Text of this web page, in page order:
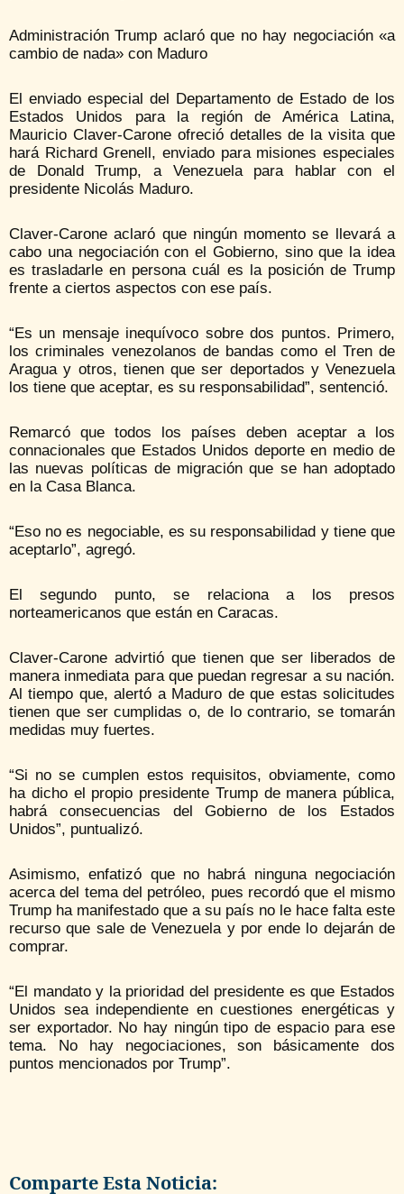
Administración Trump aclaró que no hay negociación «a
cambio de nada» con Maduro
El enviado especial del Departamento de Estado de los
Estados Unidos para la región de América Latina,
Mauricio Claver-Carone ofreció detalles de la visita que
hará Richard Grenell, enviado para misiones especiales
de Donald Trump, a Venezuela para hablar con el
presidente Nicolás Maduro.
Claver-Carone aclaró que ningún momento se llevará a
cabo una negociación con el Gobierno, sino que la idea
es trasladarle en persona cuál es la posición de Trump
frente a ciertos aspectos con ese país.
“Es un mensaje inequívoco sobre dos puntos. Primero,
los criminales venezolanos de bandas como el Tren de
Aragua y otros, tienen que ser deportados y Venezuela
los tiene que aceptar, es su responsabilidad”, sentenció.
Remarcó que todos los países deben aceptar a los
connacionales que Estados Unidos deporte en medio de
las nuevas políticas de migración que se han adoptado
en la Casa Blanca.
“Eso no es negociable, es su responsabilidad y tiene que
aceptarlo”, agregó.
El segundo punto, se relaciona a los presos
norteamericanos que están en Caracas.
Claver-Carone advirtió que tienen que ser liberados de
manera inmediata para que puedan regresar a su nación.
Al tiempo que, alertó a Maduro de que estas solicitudes
tienen que ser cumplidas o, de lo contrario, se tomarán
medidas muy fuertes.
“Si no se cumplen estos requisitos, obviamente, como
ha dicho el propio presidente Trump de manera pública,
habrá consecuencias del Gobierno de los Estados
Unidos”, puntualizó.
Asimismo, enfatizó que no habrá ninguna negociación
acerca del tema del petróleo, pues recordó que el mismo
Trump ha manifestado que a su país no le hace falta este
recurso que sale de Venezuela y por ende lo dejarán de
comprar.
“El mandato y la prioridad del presidente es que Estados
Unidos sea independiente en cuestiones energéticas y
ser exportador. No hay ningún tipo de espacio para ese
tema. No hay negociaciones, son básicamente dos
puntos mencionados por Trump”.
Comparte Esta Noticia: